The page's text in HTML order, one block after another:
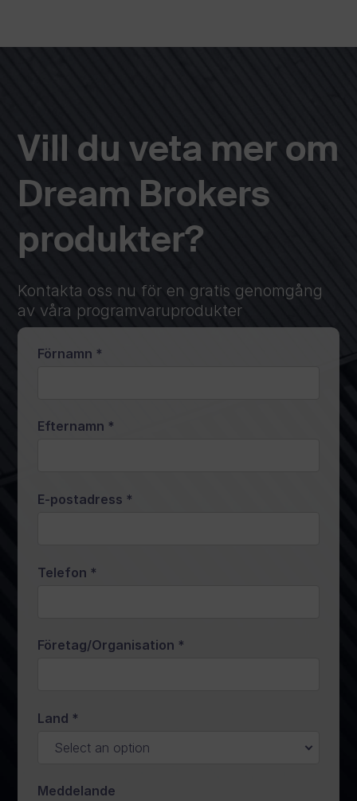
Vill du veta mer om
Dream Brokers
produkter?
Kontakta oss nu för en gratis genomgång
av våra programvaruprodukter
Förnamn *
Efternamn *
E-postadress *
Telefon *
Företag/Organisation *
Land *
Select an option
Meddelande